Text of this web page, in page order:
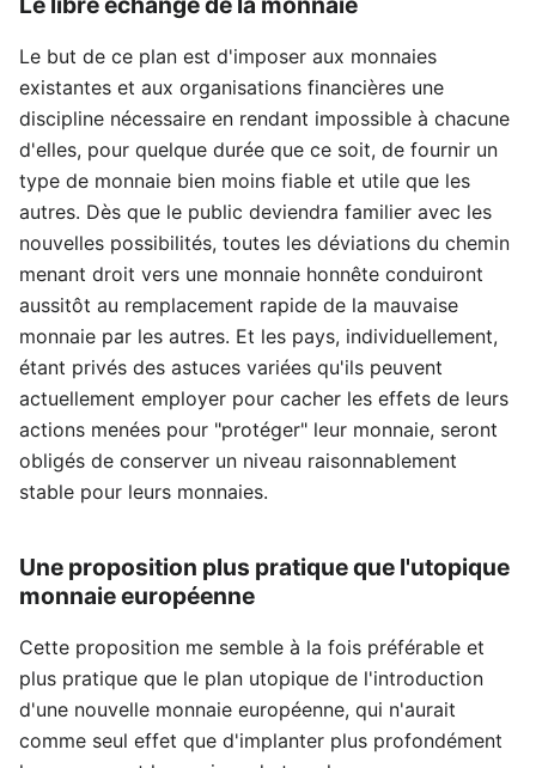
Le but de ce plan est d'imposer aux monnaies
existantes et aux organisations financières une
discipline nécessaire en rendant impossible à chacune
d'elles, pour quelque durée que ce soit, de fournir un
type de monnaie bien moins fiable et utile que les
autres. Dès que le public deviendra familier avec les
nouvelles possibilités, toutes les déviations du chemin
menant droit vers une monnaie honnête conduiront
aussitôt au remplacement rapide de la mauvaise
monnaie par les autres. Et les pays, individuellement,
étant privés des astuces variées qu'ils peuvent
actuellement employer pour cacher les effets de leurs
actions menées pour "protéger" leur monnaie, seront
obligés de conserver un niveau raisonnablement
stable pour leurs monnaies.
Une proposition plus pratique que l'utopique
monnaie européenne
Cette proposition me semble à la fois préférable et
plus pratique que le plan utopique de l'introduction
d'une nouvelle monnaie européenne, qui n'aurait
comme seul effet que d'implanter plus profondément